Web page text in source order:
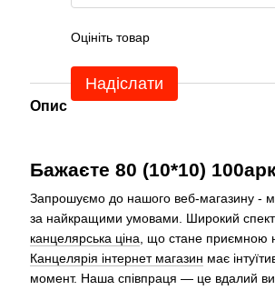
Оцініть товар
Надіслати
Опис
Бажаєте 80 (10*10)
Запрошуємо до нашого веб-магазину -
за найкращими умовами. Широкий
канцелярська ціна , що стане приємною
Канцелярія інтернет магазин має
момент. Наша співпраця — це вдалий